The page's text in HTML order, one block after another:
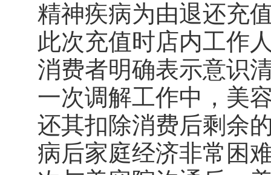
精神疾病为由退还充
此次充值时店内工作
消费者明确表示意识
一次调解工作中，美
还其扣除消费后剩余
病后家庭经济非常困